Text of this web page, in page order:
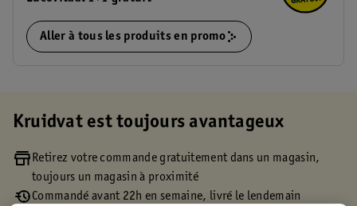
Aller à tous les produits en promo
Kruidvat est toujours avantageux
Retirez votre commande gratuitement dans un magasin,
toujours un magasin à proximité
Commandé avant 22h en semaine, livré le lendemain